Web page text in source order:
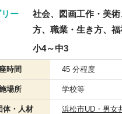
ー
社会、図画工作・美術
方、職業・生き方、
小4～中3
時間 45 分程度
場所 学校等
体・人材 浜松市UD・男女